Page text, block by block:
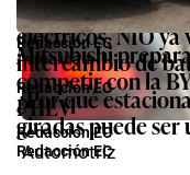
maneja en Miami?
Redacción EC
Mientras Perú
eléctricos, NIO ya
intercambio de
Redacción EC
Automotriz
Mitsubishi
competir con la
PHEV
Redacción EC
Actualidad
¿Por qué
giradas puede ser
Redacción EC
Automotriz